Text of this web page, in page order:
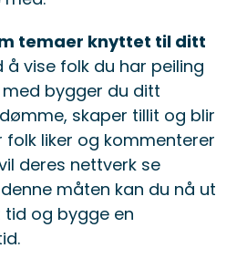
temaer knyttet til ditt
å vise folk du har peiling
bygger du ditt
skaper tillit og blir
folk liker og kommenterer
deres nettverk se
måten kan du nå ut
og bygge en